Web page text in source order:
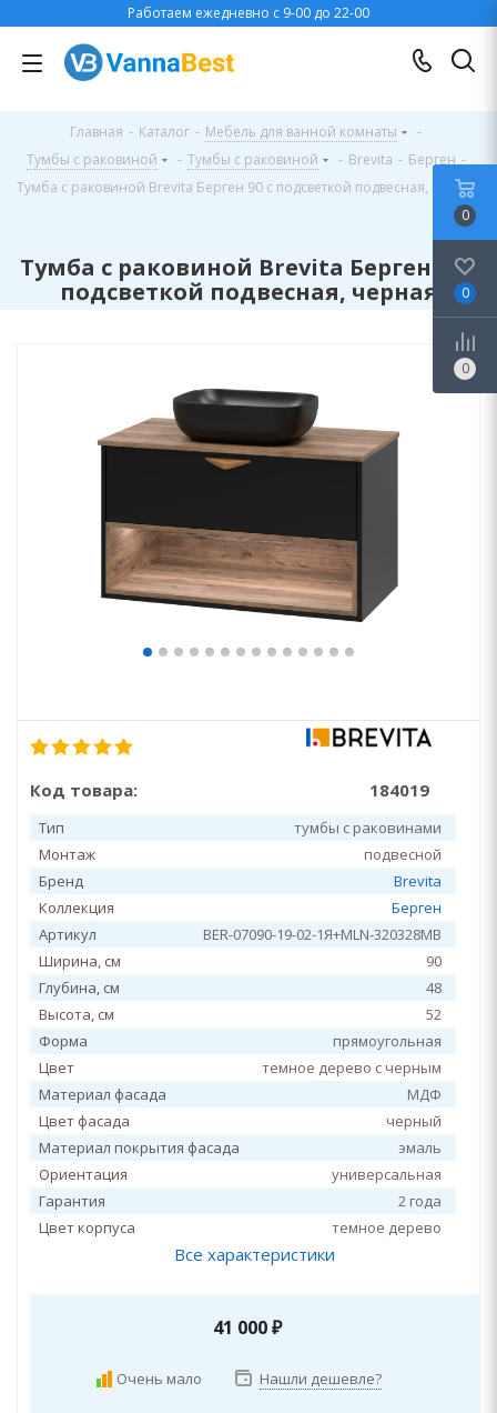
Работаем ежедневно с 9-00 до 22-00
Главная - Каталог - Мебель для ванной комнаты
-
Тумбы с раковиной
- Тумбы с раковиной - Brevita - Берген -
Тумба с раковиной Brevita Берген 90 с подсветкой подвесная, черная
Тумба с раковиной Brevita Берген 90 с
подсветкой подвесная, черная
Код товара: 184019
Тип
тумбы с раковинами
Монтаж
подвесной
Бренд
Brevita
Коллекция
Берген
Артикул
BER-07090-19-02-1Я+MLN-320328MB
Ширина, см
90
Глубина, см
48
Высота, см
52
Форма
прямоугольная
Цвет
темное дерево с черным
Материал фасада
МДФ
Цвет фасада
черный
Материал покрытия фасада
эмаль
Ориентация
универсальная
Гарантия
2 года
Цвет корпуса
темное дерево
Все характеристики
41 000₽
Очень мало Нашли дешевле?
0
0
0